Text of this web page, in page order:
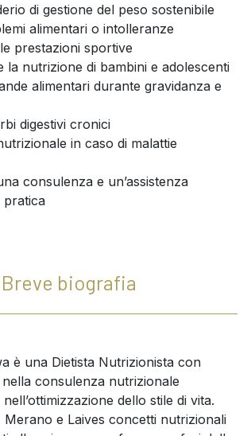
di gestione del peso sostenibile
alimentari o intolleranze
prestazioni sportive
la nutrizione di bambini e adolescenti
alimentari durante gravidanza e
digestivi cronici
in caso di malattie
consulenza e un’assistenza
pratica
Breve biografia
è una Dietista Nutrizionista con
consulenza nutrizionale
dello stile di vita.
e Laives concetti nutrizionali